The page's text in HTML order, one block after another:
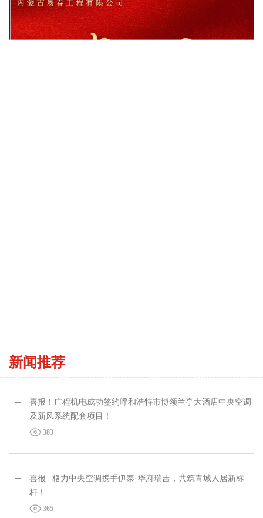
新闻推荐
喜报！广程机电成功签约呼和浩特市博领兰亭大酒店中央空调
及新风系统配套项目！
383
喜报 | 格力中央空调携手伊泰·华府瑞吉，共筑青城人居新标
杆！
365